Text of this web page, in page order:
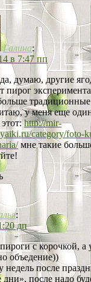
Галина:
в 7:47 пп
думаю, другие
пирог
у меня еще
http://mir-
category/foto-
мне такие
:
дп
с корочкой, а
объедение))
недель после
дни», после надо